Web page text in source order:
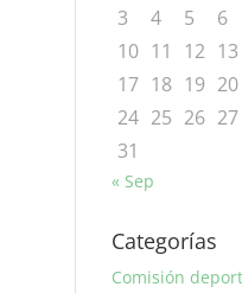
3
4 5 6
10 11 12 13
17 18 19 20
24 25 26 27
31
« Sep
Categorías
Comisión